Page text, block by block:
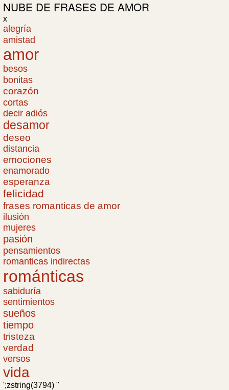
NUBE DE FRASES DE AMOR
x
alegría
amistad
amor
besos
bonitas
corazón
cortas
decir adiós
desamor
deseo
distancia
emociones
enamorado
esperanza
felicidad
frases romanticas de amor
ilusión
mujeres
pasión
pensamientos
romanticas indirectas
románticas
sabiduría
sentimientos
sueños
tiempo
tristeza
verdad
versos
vida
';zstring(3794) "